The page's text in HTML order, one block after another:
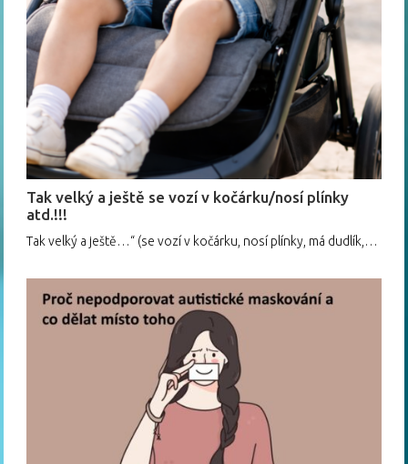
Tak velký a ještě se vozí v kočárku/nosí plínky
atd.!!!
Tak velký a ještě…“ (se vozí v kočárku, nosí plínky, má dudlík,…